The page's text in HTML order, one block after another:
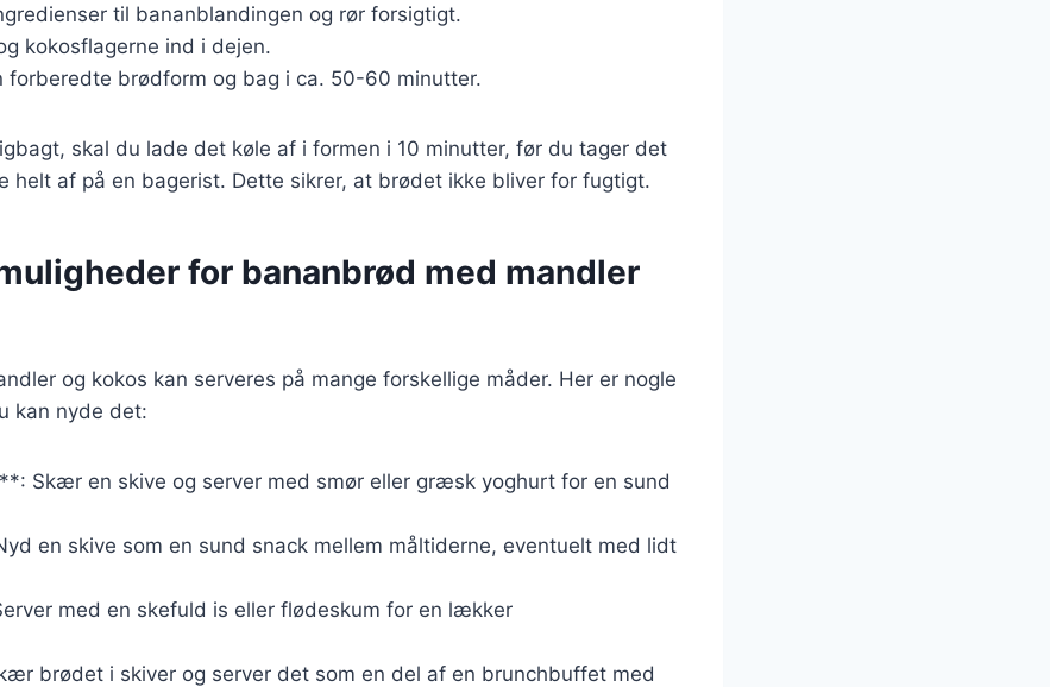
til bananblandingen og rør forsigtigt.
kokosflagerne ind i dejen.
brødform og bag i ca. 50-60 minutter.
skal du lade det køle af i formen i 10 minutter, før du tager det
helt af på en bagerist. Dette sikrer, at brødet ikke bliver for fugtigt.
for bananbrød med mandler
og kokos kan serveres på mange forskellige måder. Her er nogle
kan nyde det:
Skær en skive og server med smør eller græsk yoghurt for en sund
en skive som en sund snack mellem måltiderne, eventuelt med lidt
med en skefuld is eller flødeskum for en lækker
brødet i skiver og server det som en del af en brunchbuffet med